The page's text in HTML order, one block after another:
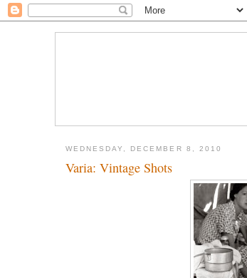
WEDNESDAY, DECEMBER 8, 2010
Varia: Vintage Shots